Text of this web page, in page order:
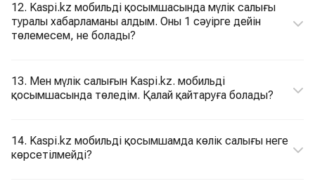
12. Kaspi.kz мобильді қосымшасында мүлік салығы
туралы хабарламаны алдым. Оны 1 сәуірге дейін
төлемесем, не болады?
13. Мен мүлік салығын Kaspi.kz. мобильді
қосымшасында төледім. Қалай қайтаруға болады?
14. Kaspi.kz мобильді қосымшамда көлік салығы неге
көрсетілмейді?